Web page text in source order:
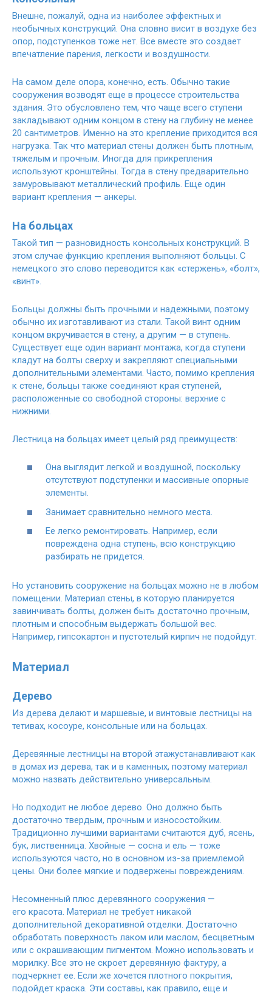
Внешне, пожалуй, одна из наиболее эффектных и
необычных конструкций. Она словно висит в воздухе без
опор, подступенков тоже нет. Все вместе это создает
впечатление парения, легкости и воздушности.
На самом деле опора, конечно, есть. Обычно такие
сооружения возводят еще в процессе строительства
здания. Это обусловлено тем, что чаще всего ступени
закладывают одним концом в стену на глубину не менее
20 сантиметров. Именно на это крепление приходится вся
нагрузка. Так что материал стены должен быть плотным,
тяжелым и прочным. Иногда для прикрепления
используют кронштейны. Тогда в стену предварительно
замуровывают металлический профиль. Еще один
вариант крепления — анкеры.
На больцах
Такой тип — разновидность консольных конструкций. В
этом случае функцию крепления выполняют больцы. С
немецкого это слово переводится как «стержень», «болт»,
«винт».
Больцы должны быть прочными и надежными, поэтому
обычно их изготавливают из стали. Такой винт одним
концом вкручивается в стену, а другим — в ступень.
Существует еще один вариант монтажа, когда ступени
кладут на болты сверху и закрепляют специальными
дополнительными элементами. Часто, помимо крепления
к стене, больцы также соединяют края ступеней,
расположенные со свободной стороны: верхние с
нижними.
Лестница на больцах имеет целый ряд преимуществ:
Она выглядит легкой и воздушной, поскольку
отсутствуют подступенки и массивные опорные
элементы.
Занимает сравнительно немного места.
Ее легко ремонтировать. Например, если
повреждена одна ступень, всю конструкцию
разбирать не придется.
Но установить сооружение на больцах можно не в любом
помещении. Материал стены, в которую планируется
завинчивать болты, должен быть достаточно прочным,
плотным и способным выдержать большой вес.
Например, гипсокартон и пустотелый кирпич не подойдут.
Материал
Дерево
Из дерева делают и маршевые, и винтовые лестницы на
тетивах, косоуре, консольные или на больцах.
Деревянные лестницы на второй этажустанавливают как
в домах из дерева, так и в каменных, поэтому материал
можно назвать действительно универсальным.
Но подходит не любое дерево. Оно должно быть
достаточно твердым, прочным и износостойким.
Традиционно лучшими вариантами считаются дуб, ясень,
бук, лиственница. Хвойные — сосна и ель — тоже
используются часто, но в основном из-за приемлемой
цены. Они более мягкие и подвержены повреждениям.
Несомненный плюс деревянного сооружения —
его красота. Материал не требует никакой
дополнительной декоративной отделки. Достаточно
обработать поверхность лаком или маслом, бесцветным
или с окрашивающим пигментом. Можно использовать и
морилку. Все это не скроет деревянную фактуру, а
подчеркнет ее. Если же хочется плотного покрытия,
подойдет краска. Эти составы, как правило, еще и